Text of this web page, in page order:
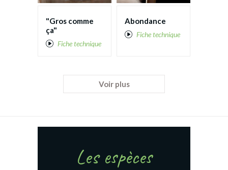
"Gros comme
ça"
Fiche technique
Abondance
Fiche technique
Voir plus
Les espèces